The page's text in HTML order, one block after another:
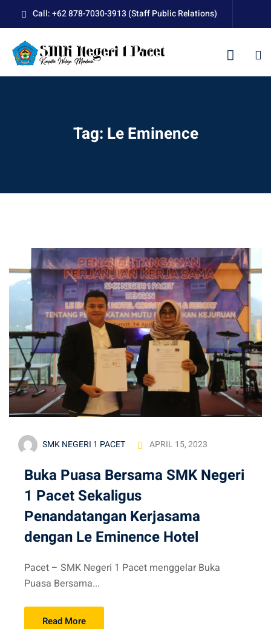
content
Call: +62 878-7030-3913 (Staff Public Relations)
Tag: Le Eminence
SMK NEGERI 1 PACET APRIL 15, 2023
Buka Puasa Bersama SMK Negeri
1 Pacet Sekaligus
Penandatangan Kerjasama
dengan Le Eminence Hotel
Pacet – SMK Negeri 1 Pacet menggelar Buka
Puasa Bersama...
Read More